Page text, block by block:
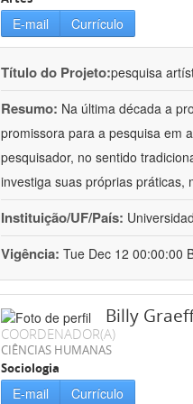
E-mail Currículo
Título do Projeto:pesquisa
Resumo: Na última década a
promissora para a pesquisa em
pesquisador, no sentido
investiga suas próprias práticas,
Instituição/UF/País:
Vigência: Tue Dec 12 00:00:00
Billy
COORDENADOR(A)
CIÊNCIAS HUMANAS
Sociologia
E-mail Currículo